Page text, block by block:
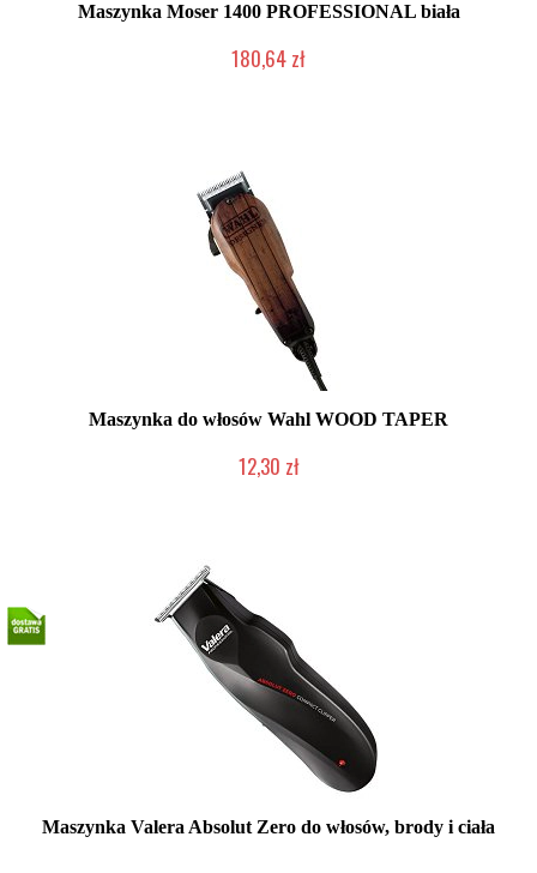
Maszynka Moser 1400 PROFESSIONAL biała
180,64 zł
Maszynka do włosów Wahl WOOD TAPER
12,30 zł
Maszynka Valera Absolut Zero do włosów, brody i ciała